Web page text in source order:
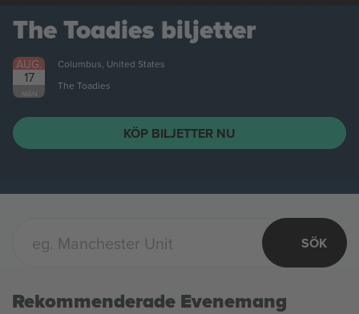
The Toadies biljetter
AUG.
17
MÅN
Columbus, United States
The Toadies
KÖP BILJETTER NU
SÖK
Rekommenderade Evenemang